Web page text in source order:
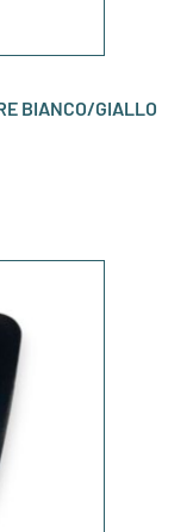
BIANCO/GIALLO